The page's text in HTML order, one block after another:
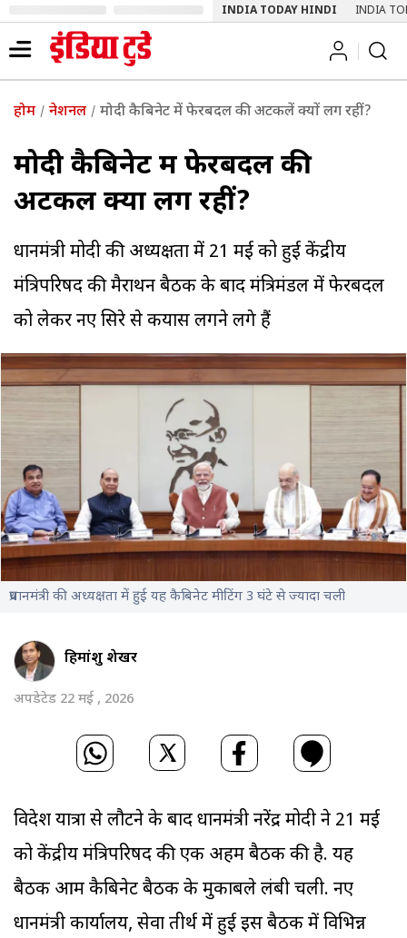
INDIA TODAY HINDI INDIA
होम नेशनल मोदी कैबिनेट में फेरबदल की अटकलें क्यों लग रहीं?
मोदी कैबिनेट में फेरबदल की
अटकलें क्यों लग रहीं?
प्रधानमंत्री मोदी की अध्यक्षता में 21 मई को हुई केंद्रीय
मंत्रिपरिषद की मैराथन बैठक के बाद मंत्रिमंडल में फेरबदल
को लेकर नए सिरे से कयास लगने लगे हैं
प्रधानमंत्री की अध्यक्षता में हुई यह कैबिनेट मीटिंग 3 घंटे से ज्यादा चली
हिमांशु शेखर
अपडेटेड 22 मई , 2026
विदेश यात्रा से लौटने के बाद प्रधानमंत्री नरेंद्र मोदी ने 21 मई
को केंद्रीय मंत्रिपरिषद की एक अहम बैठक की है. यह
बैठक आम कैबिनेट बैठक के मुकाबले लंबी चली. नए
प्रधानमंत्री कार्यालय, सेवा तीर्थ में हुई इस बैठक में विभिन्न